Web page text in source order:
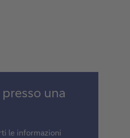
una
le informazioni